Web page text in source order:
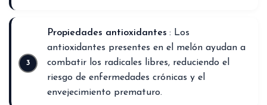
Propiedades antioxidantes : Los
antioxidantes presentes en el melón ayudan a
combatir los radicales libres, reduciendo el
riesgo de enfermedades crónicas y el
envejecimiento prematuro.